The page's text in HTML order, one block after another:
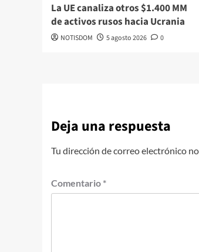
La UE canaliza otros $1.400 MM
de activos rusos hacia Ucrania
NOTISDOM 5 agosto 2026 0
Deja una respuesta
Tu dirección de correo electrónico
Comentario *